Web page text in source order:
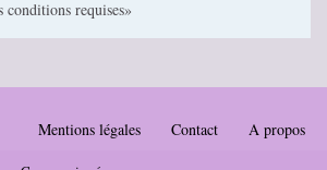
conditions requises»
Mentions légales Contact A propos